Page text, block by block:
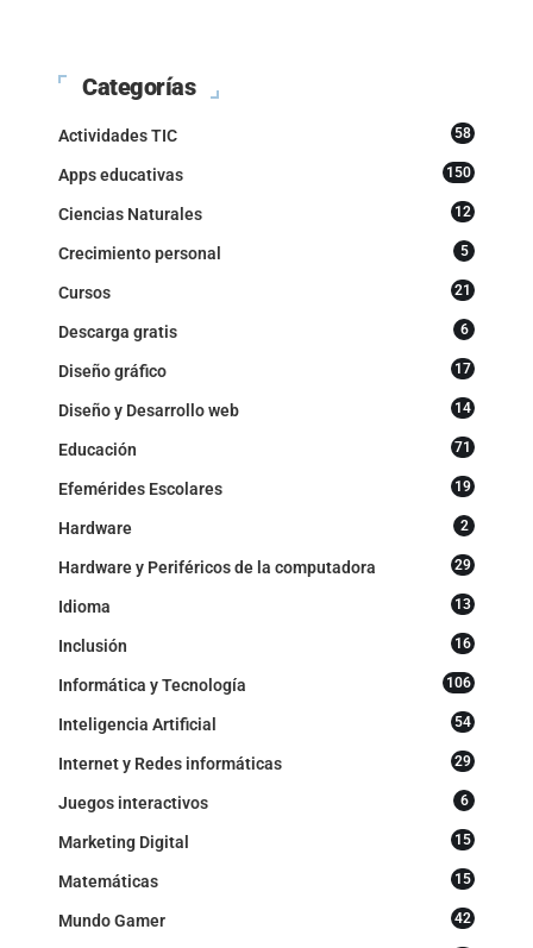
Categorías
Actividades TIC 58
Apps educativas 150
Ciencias Naturales 12
Crecimiento personal 5
Cursos 21
Descarga gratis 6
Diseño gráfico 17
Diseño y Desarrollo web 14
Educación 71
Efemérides Escolares 19
Hardware 2
Hardware y Periféricos de la computadora 29
Idioma 13
Inclusión 16
Informática y Tecnología 106
Inteligencia Artificial 54
Internet y Redes informáticas 29
Juegos interactivos 6
Marketing Digital 15
Matemáticas 15
Mundo Gamer 42